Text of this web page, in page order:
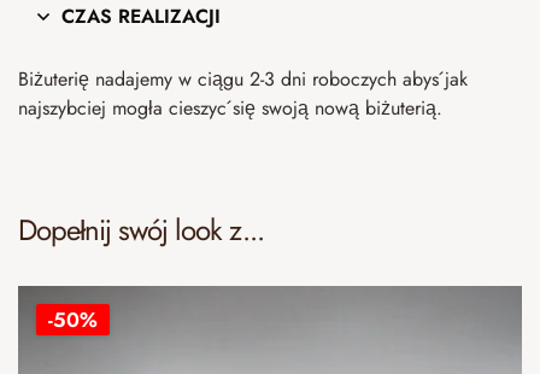
CZAS REALIZACJI
Biżuterię nadajemy w ciągu 2-3 dni roboczych abyś jak
najszybciej mogła cieszyć się swoją nową biżuterią.
Dopełnij swój look z...
-50%